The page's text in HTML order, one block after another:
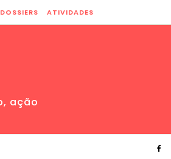
DOSSIERS ATIVIDADES
ação